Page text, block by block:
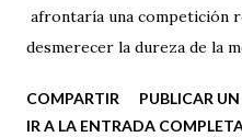
afrontaría una competición
desmerecer la dureza de la
guardaba muchos buenos
COMPARTIR
PUBLICAR
IR A LA ENTRADA